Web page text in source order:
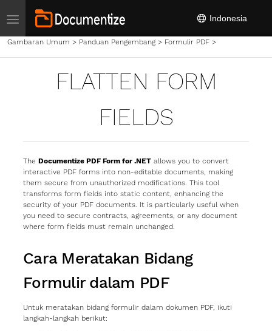
Toggle navigation Indonesia
Gambaran Umum > Panduan Pengembang> Formulir PDF>
FLATTEN FORM
FIELDS
The Documentize PDF Form for .NETallows you to convert
interactive PDF forms into non-editable documents, making
them secure from unauthorized modifications. This tool
transforms form fields into static content, enhancing the
security of your PDF documents. It is particularly useful when
you need to secure contracts, agreements, or any document
where form fields must remain unchanged.
Cara Meratakan Bidang
Formulir dalam PDF
Untuk meratakan bidang formulir dalam dokumen PDF, ikuti
langkah‑langkah berikut: